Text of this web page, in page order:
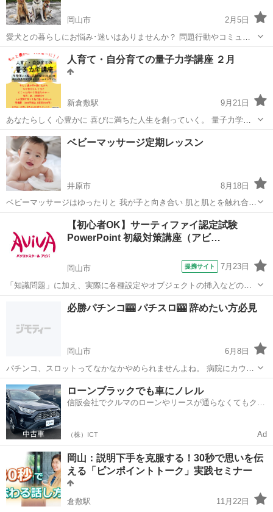
岡山市
2月5日
愛犬との暮らしにお悩み･迷いはありませんか？ 問題行動やコミュニ
ケーション方法等… もっとこうなったら良いのに…と思われる事はあ
りませんか。 また、初めてわんちゃんを迎えられて犬との接し方･育
て方にお悩みではありませんか。...
岡山 岡山市 ペット 愛犬
人育て・自分育ての量子力学講座 ２月
新倉敷駅
9月21日
あなたらしく 心豊かに 喜びに満ちた人生を創っていく。 量子力学、
機能性脳科学、 DNA振動学を 分かりやすく取り入れながら 言葉の意
味や 心の仕組みを、 体を使った楽しい実験を取り入れながら...
岡山 倉敷市 新倉敷駅 心理学 量子力学
ベビーマッサージ定期レッスン
井原市
8月18日
ベビーマッサージはゆったりと 我が子と向き合い 肌と肌とを触れ合わ
せることで 親子のコミュニケーションを楽しむ時間！ 赤ちゃんはベビ
ーマッサージで 大好きなママのやさしい語りかけと あたたかいママの
手による心地よい刺激で 心...
生活知識 ママ
【初心者OK】サーティファイ認定試験
PowerPoint 初級対策講座（アビ…
岡山市 提携サイト 7月23日
「知識問題」に加え、実際に各種設定やオブジェクトの挿入などの機
能を駆使したプレゼンテーションを作成する「実技問題」を解くこと
で、実践的な能力を証明できる資格制度の、初級対策講座です。 アビ
バのパソコン講座は全て、受講内容・...
その他
必勝パチンコ🎰 パチスロ🎰 辞めたい方必見
岡山市
6月8日
パチンコ、スロットってなかなかやめられませんよね。 病院にカウン
セリング科があったり、専門の団体があったりするレベルです。 意志
の力だけであの衝動に打ち克った方がいらっしゃったら、 ほんと尊敬
します。すご...
岡山 岡山市 セラピー
ローンブラックでも車にノレル
信販会社でクルマのローンやリースが通らなくてもクル
（株）ICT Ad
岡山：説明下手を克服する！30秒で思いを伝
える「ピンポイントトーク」実践セミナー
倉敷駅
11月22日